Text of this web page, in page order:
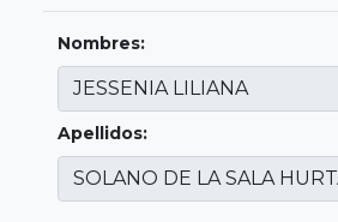
Nombres:
Apellidos: